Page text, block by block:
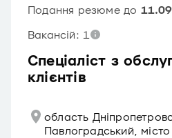
Спеціаліст з
клієнтів
Подання резюме до
Вакансій: 1
область
Павлоградський,